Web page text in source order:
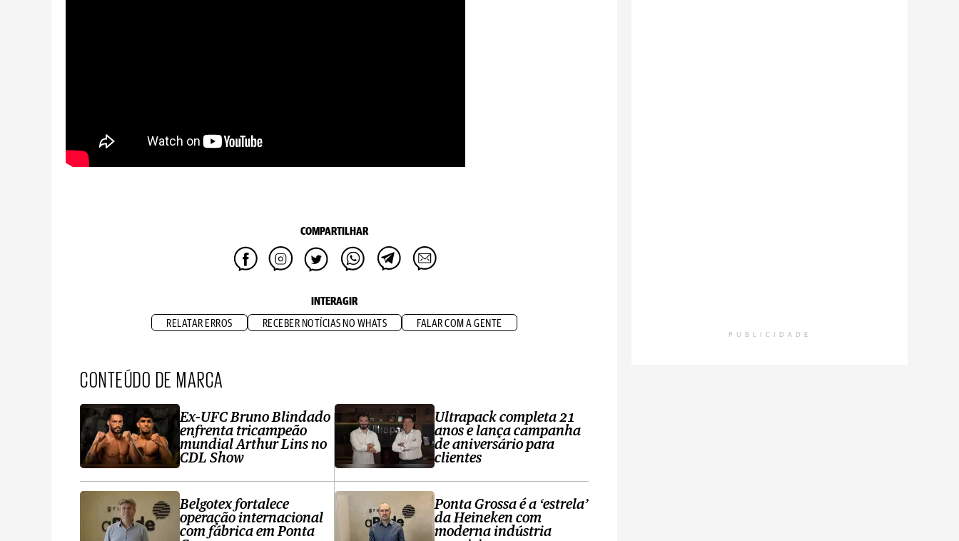
COMPARTILHAR
INTERAGIR
RELATAR ERROS RECEBER NOTÍCIAS NO WHATS FALAR COM A GENTE
CONTEÚDO DE MARCA
Ex-UFC Bruno Blindado
enfrenta tricampeão
mundial Arthur Lins no
CDL Show
Belgotex fortalece
operação internacional
com fábrica em Ponta
Ultrapack completa 21
anos e lança campanha
de aniversário para
clientes
Ponta Grossa é a ‘estrela’
da Heineken com
moderna indústria
PUBLICIDADE